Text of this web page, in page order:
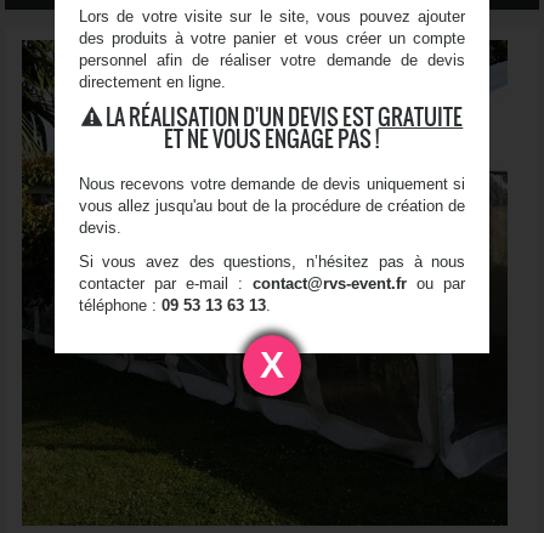
X
Lors de votre visite sur le site, vous pouvez ajouter
des produits à votre panier et vous créer un compte
personnel afin de réaliser votre demande de devis
directement en ligne.
LA RÉALISATION D'UN DEVIS ESTGRATUITE
ET NE VOUS ENGAGE PAS !
Nous recevons votre demande de devis uniquement si
vous allez jusqu'au bout de la procédure de création de
devis.
Si vous avez des questions, n’hésitez pas à nous
contacter par e-mail :contact@rvs-event.fr ou par
téléphone : 09 53 13 63 13.